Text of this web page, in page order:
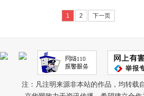
1 2 下一页
注：凡注明来源非本站的作品，均转载